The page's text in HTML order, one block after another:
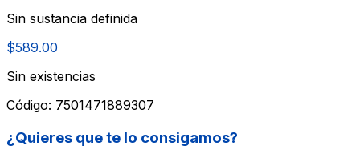
Sin sustancia definida
$589.00
Sin existencias
Código: 7501471889307
¿Quieres que te lo consigamos?